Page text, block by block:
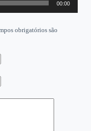
00:00
obrigatórios são